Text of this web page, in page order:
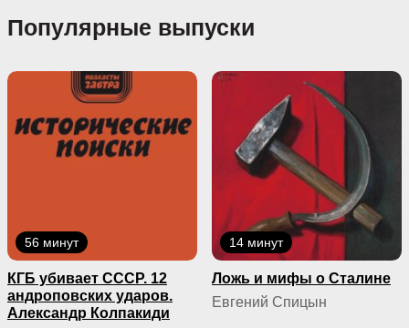
Популярные выпуски
56 минут
КГБ yбивaeт СССР. 12
андроповских ударов.
Александр Колпакиди
14 минут
Ложь и мифы о Сталине
Евгений Спицын